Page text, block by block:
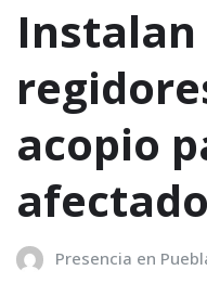
acopio
Presencia en